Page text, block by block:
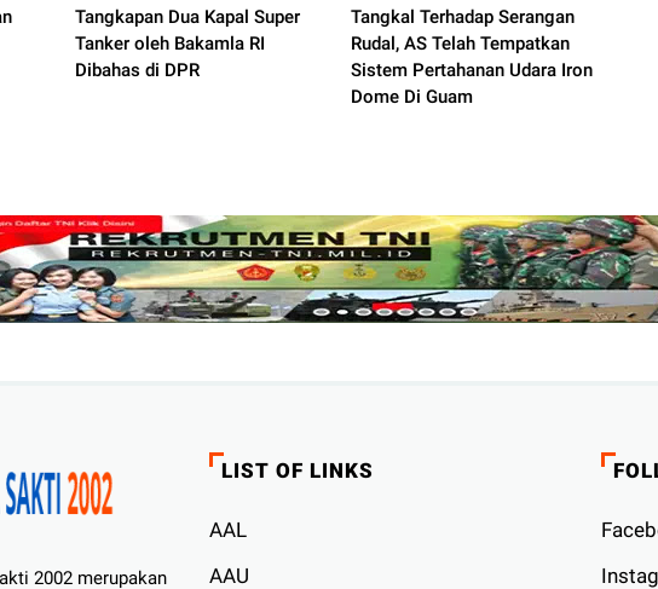
Tangkapan Dua Kapal Super
Tanker oleh Bakamla RI
Dibahas di DPR
Tangkal Terhadap Serangan
Rudal, AS Telah Tempatkan
Sistem Pertahanan Udara Iron
Dome Di Guam
2002 merupakan
LIST OF LINKS
AAL
AAU